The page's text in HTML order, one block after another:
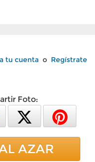
tu cuenta o Regístrate
Foto:
AZAR